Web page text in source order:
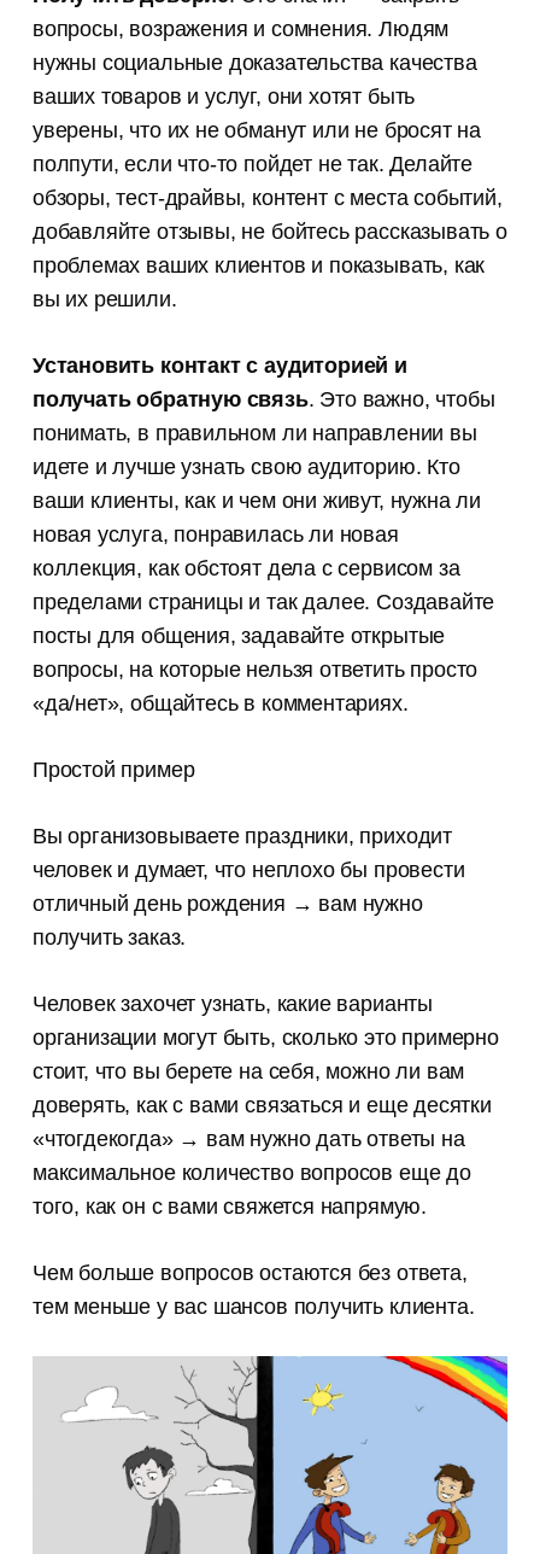
вопросы, возражения и сомнения. Людям
нужны социальные доказательства качества
ваших товаров и услуг, они хотят быть
уверены, что их не обманут или не бросят на
полпути, если что-то пойдет не так. Делайте
обзоры, тест-драйвы, контент с места событий,
добавляйте отзывы, не бойтесь рассказывать о
проблемах ваших клиентов и показывать, как
вы их решили.
Установить контакт с аудиторией и
получать обратную связь. Это важно, чтобы
понимать, в правильном ли направлении вы
идете и лучше узнать свою аудиторию. Кто
ваши клиенты, как и чем они живут, нужна ли
новая услуга, понравилась ли новая
коллекция, как обстоят дела с сервисом за
пределами страницы и так далее. Создавайте
посты для общения, задавайте открытые
вопросы, на которые нельзя ответить просто
«да/нет», общайтесь в комментариях.
Простой пример
Вы организовываете праздники, приходит
человек и думает, что неплохо бы провести
отличный день рождения → вам нужно
получить заказ.
Человек захочет узнать, какие варианты
организации могут быть, сколько это примерно
стоит, что вы берете на себя, можно ли вам
доверять, как с вами связаться и еще десятки
«чтогдекогда» → вам нужно дать ответы на
максимальное количество вопросов еще до
того, как он с вами свяжется напрямую.
Чем больше вопросов остаются без ответа,
тем меньше у вас шансов получить клиента.
Канал для копирайтеров
и редакторов
Истории из практики, советы
и лайфхаки, которые мы нажили
за 8 лет работы контент-агентства